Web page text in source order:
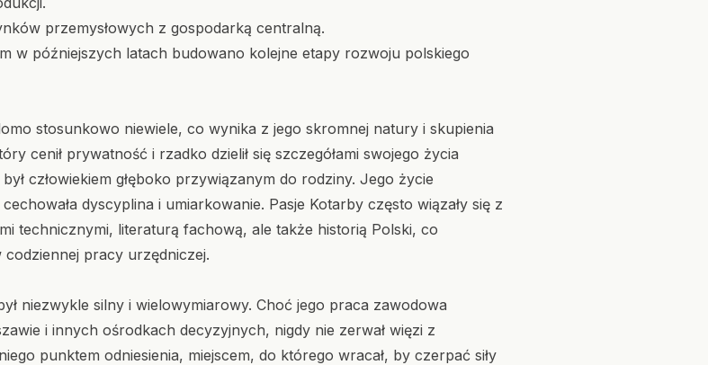
przemysłowych z gospodarką centralną.
w późniejszych latach budowano kolejne etapy rozwoju polskiego
stosunkowo niewiele, co wynika z jego skromnej natury i skupienia
cenił prywatność i rzadko dzielił się szczegółami swojego życia
człowiekiem głęboko przywiązanym do rodziny. Jego życie
dyscyplina i umiarkowanie. Pasje Kotarby często wiązały się z
technicznymi, literaturą fachową, ale także historią Polski, co
pracy urzędniczej.
niezwykle silny i wielowymiarowy. Choć jego praca zawodowa
i innych ośrodkach decyzyjnych, nigdy nie zerwał więzi z
punktem odniesienia, miejscem, do którego wracał, by czerpać siły